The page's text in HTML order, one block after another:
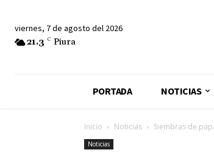
viernes, 7 de agosto del 2026
21.3 C Piura
PORTADA NOTICIAS
Inicio Noticias Siembras de
Noticias